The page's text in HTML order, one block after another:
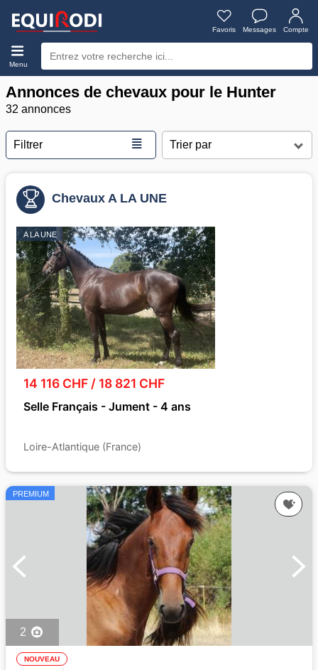
Favoris Messages Compte
Menu
Annonces de chevaux pour le Hunter
32 annonces
Filtrer ≣
Chevaux A LA UNE
A LA UNE
14 116 CHF / 18 821 CHF
Selle Français - Jument - 4 ans
Loire-Atlantique (France)
PREMIUM
2
NOUVEAU